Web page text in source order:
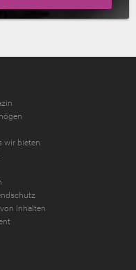
wir bieten
Inhalten